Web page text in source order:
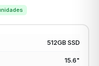
512GB SSD
15.6"